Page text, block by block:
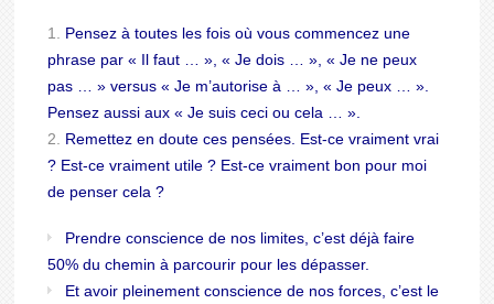
Pensez à toutes les fois où vous commencez une
phrase par « Il faut … », « Je dois … », « Je ne peux
pas … » versus « Je m’autorise à … », « Je peux … ».
Pensez aussi aux « Je suis ceci ou cela … ».
Remettez en doute ces pensées. Est-ce vraiment vrai
? Est-ce vraiment utile ? Est-ce vraiment bon pour moi
de penser cela ?
Prendre conscience de nos limites, c’est déjà faire
50% du chemin à parcourir pour les dépasser.
Et avoir pleinement conscience de nos forces, c’est le